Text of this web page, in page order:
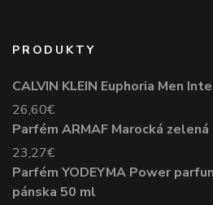
PRODUKTY
CALVIN KLEIN Euphoria Men
26,60€
Parfém ARMAF Marocká zelená
23,27€
Parfém YODEYMA Power
pánska 50 ml